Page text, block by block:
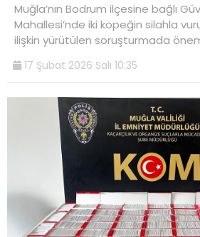
Muğla’nın Bodrum ilçesine bağlı
Mahallesi’nde iki köpeğin silahla
ilişkin yürütülen soruşturmada
17 Şubat 2026 Salı 10:35